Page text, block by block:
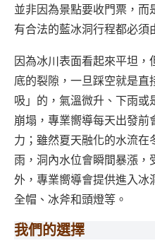
並非因為景點要收門票，
有合法的藍冰洞行程都必須
因為冰川表面看起來平坦
底的裂隙，一旦踩空就是
吸」的，氣溫微升、下雨
崩塌，專業嚮導每天出發
力；雖然夏天融化的水流
雨，洞內水位會瞬間暴漲，
外，專業嚮導會提供進入冰
全帽、冰斧和頭燈等。
我們的選擇